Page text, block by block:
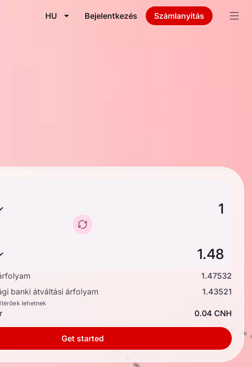
HU Bejelentkezés Számlanyitás
1.47532
banki átváltási árfolyam
1.43521
lehetnek
0.04 CNH
Get started